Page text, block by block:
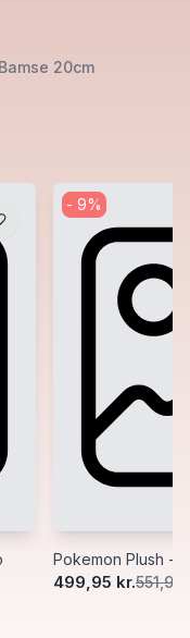
20cm
- 9%
Pokemon Plush -
499,95 kr.551,95